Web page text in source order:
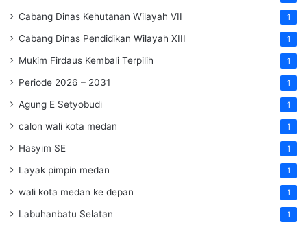
Cabang Dinas Kehutanan Wilayah VII 1
Cabang Dinas Pendidikan Wilayah XIII 1
Mukim Firdaus Kembali Terpilih 1
Periode 2026 – 2031 1
Agung E Setyobudi 1
calon wali kota medan 1
Hasyim SE 1
Layak pimpin medan 1
wali kota medan ke depan 1
Labuhanbatu Selatan 1